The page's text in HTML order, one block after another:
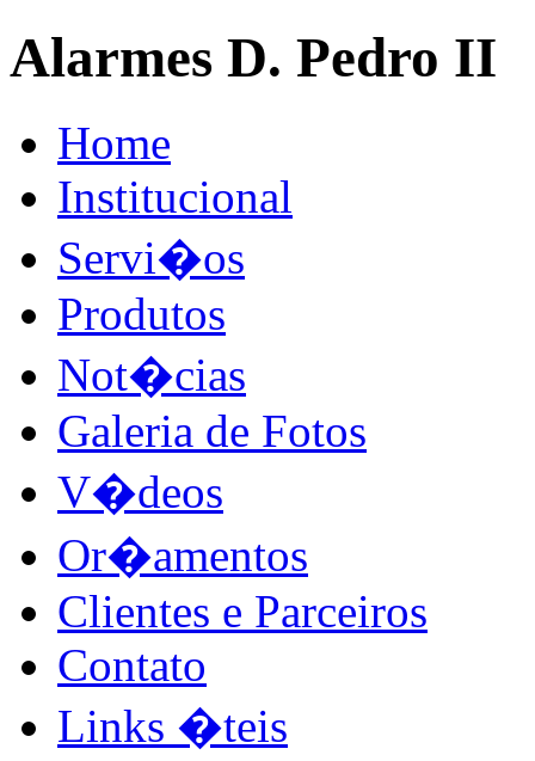
Alarmes D. Pedro II
Home
Institucional
Servi�os
Produtos
Not�cias
Galeria de Fotos
V�deos
Or�amentos
Clientes e Parceiros
Contato
Links �teis